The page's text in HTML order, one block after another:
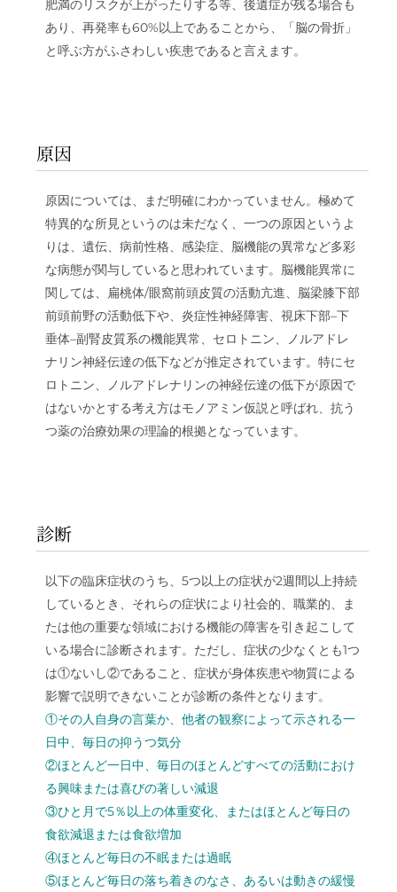
肥満のリスクが上がったりする等、後遺症が残る場合も
あり、再発率も60%以上であることから、「脳の骨折」
と呼ぶ方がふさわしい疾患であると言えます。
原因
原因については、まだ明確にわかっていません。極めて
特異的な所見というのは未だなく、一つの原因というよ
りは、遺伝、病前性格、感染症、脳機能の異常など多彩
な病態が関与していると思われています。脳機能異常に
関しては、扁桃体/眼窩前頭皮質の活動亢進、脳梁膝下部
前頭前野の活動低下や、炎症性神経障害、視床下部–下
垂体–副腎皮質系の機能異常、セロトニン、ノルアドレ
ナリン神経伝達の低下などが推定されています。特にセ
ロトニン、ノルアドレナリンの神経伝達の低下が原因で
はないかとする考え方はモノアミン仮説と呼ばれ、抗う
つ薬の治療効果の理論的根拠となっています。
診断
以下の臨床症状のうち、5つ以上の症状が2週間以上持続
しているとき、それらの症状により社会的、職業的、ま
たは他の重要な領域における機能の障害を引き起こして
いる場合に診断されます。ただし、症状の少なくとも1つ
は①ないし②であること、症状が身体疾患や物質による
影響で説明できないことが診断の条件となります。
①その人自身の言葉か、他者の観察によって示される一
日中、毎日の抑うつ気分
②ほとんど一日中、毎日のほとんどすべての活動におけ
る興味または喜びの著しい減退
③ひと月で5％以上の体重変化、またはほとんど毎日の
食欲減退または食欲増加
④ほとんど毎日の不眠または過眠
⑤ほとんど毎日の落ち着きのなさ、あるいは動きの緩慢